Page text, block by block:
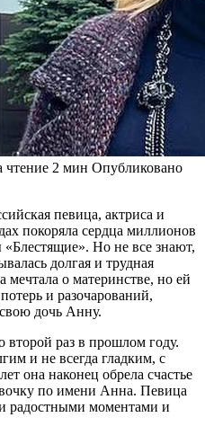
чтение 2 мин Опубликовано
певица, актриса и
покоряла сердца миллионов
Но не все знают,
долгая и трудная
мечтала о материнстве, но ей
и разочарований,
дочь Анну.
второй раз в прошлом году.
и не всегда гладким, с
она наконец обрела счастье
по имени Анна. Певица
радостными моментами и